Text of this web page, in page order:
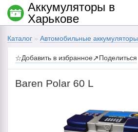
Каталог » Автомобильные аккумуляторы
☆Добавить в избранное↗Поделиться
Baren Polar 60 L
Аккумуляторы в
Харькове